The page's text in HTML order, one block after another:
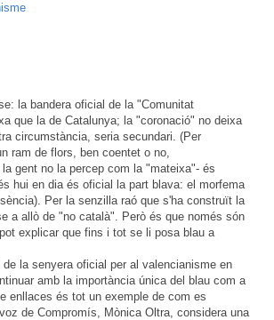
la bandera oficial de la "Comunitat
que la de Catalunya; la "coronació" no deixa
circumstància, seria secundari. (Per
ram de flors, ben coentet o no,
gent no la percep com la "mateixa"- és
hui en dia és oficial la part blava: el morfema
Per la senzilla raó que s'ha construït la
a allò de "no català". Però és que només són
explicar que fins i tot se li posa blau a
la senyera oficial per al valencianisme en
amb la importància única del blau com a
enllaces és tot un exemple de com es
de Compromís, Mònica Oltra, considera una